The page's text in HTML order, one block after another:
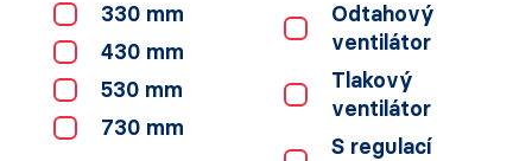
330 mm
430 mm
530 mm
730 mm
Odtahový
ventilátor
Tlakový
ventilátor
S regulací